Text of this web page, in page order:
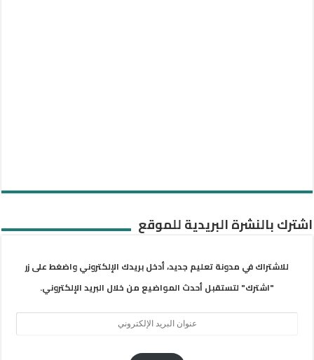
اشترك بالنشرة البريدية للموقع
للاشتراك في مدونة تعليم جديد، أدخل بريدك الإلكتروني واضغط على زر
"اشترك" لتستقبل أحدث المواضيع من خلال البريد الإلكتروني.